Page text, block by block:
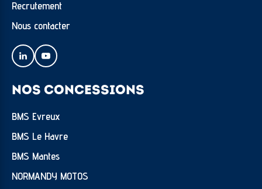
Recrutement
Nous contacter
NOS CONCESSIONS
BMS Evreux
BMS Le Havre
BMS Mantes
NORMANDY MOTOS